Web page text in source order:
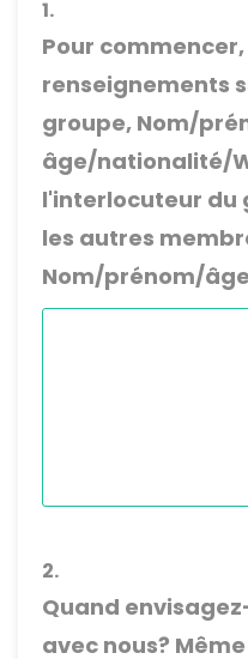
1.
Pour
renseignements
groupe, Nom/
âge/nationalité/
l'interlocuteur du
les autres
Nom/prénom/
2.
Quand
avec nous?